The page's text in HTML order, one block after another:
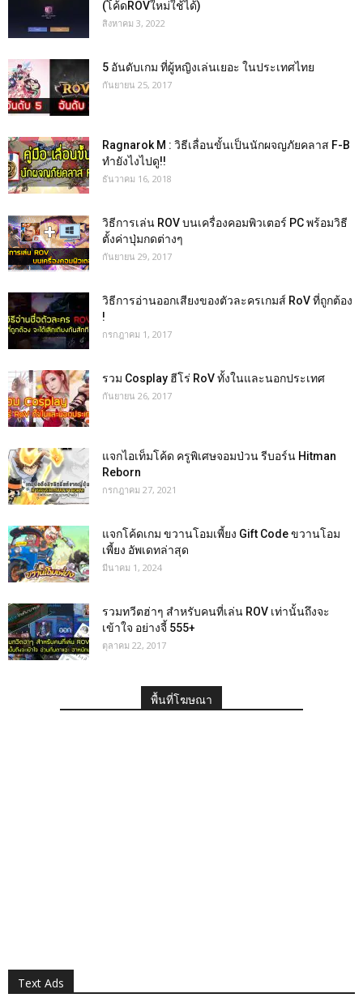
(โค้ดROVใหม่ใช้ได้)
สิงหาคม 3, 2022
5 อันดับเกม ที่ผู้หญิงเล่นเยอะ ในประเทศไทย
กันยายน 25, 2017
Ragnarok M : วิธีเลื่อนขั้นเป็นนักผจญภัยคลาส F-B
ทำยังไงไปดู!!
ธันวาคม 16, 2018
วิธีการเล่น ROV บนเครื่องคอมพิวเตอร์ PC พร้อมวิธี
ตั้งค่าปุ่มกดต่างๆ
กันยายน 29, 2017
วิธีการอ่านออกเสียงของตัวละครเกมส์ RoV ที่ถูกต้อง
!
กรกฎาคม 1, 2017
รวม Cosplay ฮีโร่ RoV ทั้งในและนอกประเทศ
กันยายน 26, 2017
แจกไอเท็มโค้ด ครูพิเศษจอมป่วน รีบอร์น Hitman
Reborn
กรกฎาคม 27, 2021
แจกโค้ดเกม ขวานโอมเพี้ยง Gift Code ขวานโอม
เพี้ยง อัพเดทล่าสุด
มีนาคม 1, 2024
รวมทวีตฮ่าๆ สำหรับคนที่เล่น ROV เท่านั้นถึงจะ
เข้าใจ อย่างจี้ 555+
ตุลาคม 22, 2017
พื้นที่โฆษณา
Text Ads